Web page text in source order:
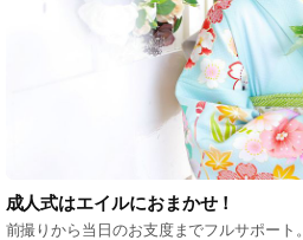
成人式はエイルにおまかせ！
前撮りから当日のお支度までフルサポート。